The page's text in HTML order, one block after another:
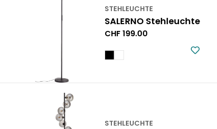
STEHLEUCHTE
SALERNO Stehleuchte
Regulärer
CHF 199.00
STEHLEUCHTE